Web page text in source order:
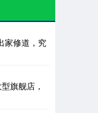
家修道，究
旗舰店，